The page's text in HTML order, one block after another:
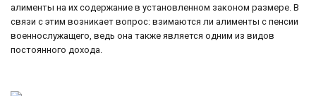
алименты на их содержание в установленном законом размере. В
связи с этим возникает вопрос: взимаются ли алименты с пенсии
военнослужащего, ведь она также является одним из видов
постоянного дохода.